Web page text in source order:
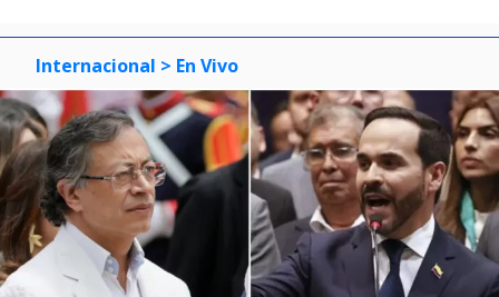
Internacional > En Vivo